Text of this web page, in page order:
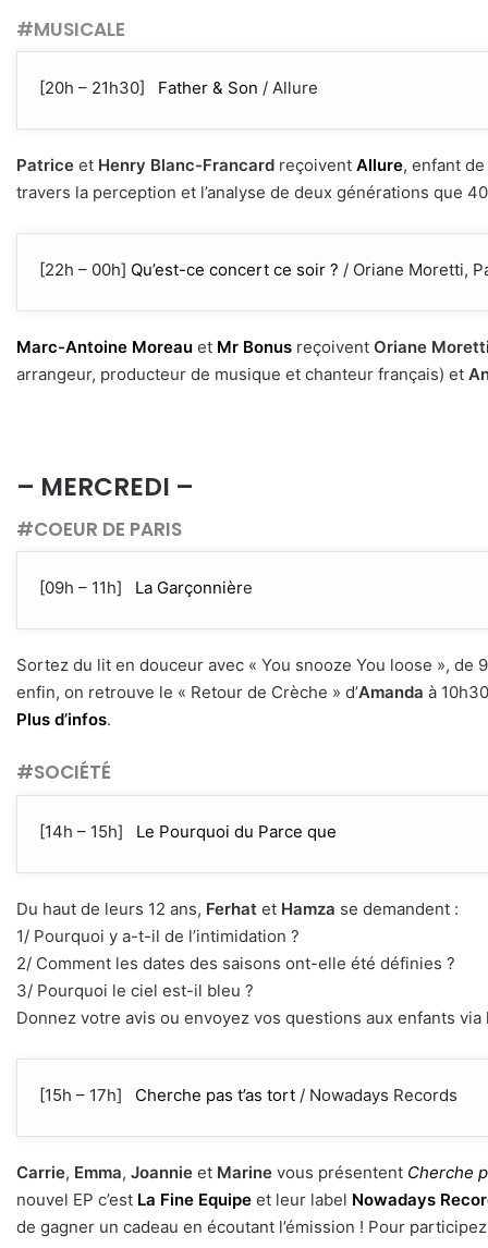
#MUSICALE
[20h – 21h30] Father & Son / Allure
Patrice et Henry Blanc-Francard reçoivent Allure, enfant
travers la perception et l’analyse de deux générations que
[22h – 00h] Qu’est-ce concert ce soir ? / Oriane Moretti,
Marc-Antoine Moreau et Mr Bonus reçoivent Oriane
arrangeur, producteur de musique et chanteur français) et
– MERCREDI –
#COEUR DE PARIS
[09h – 11h] La Garçonnière
Sortez du lit en douceur avec « You snooze You loose », de
enfin, on retrouve le « Retour de Crèche » d’Amanda à
Plus d’infos.
#SOCIÉTÉ
[14h – 15h] Le Pourquoi du Parce que
Du haut de leurs 12 ans, Ferhat et Hamza se demandent :
1/ Pourquoi y a-t-il de l’intimidation ?
2/ Comment les dates des saisons ont-elle été définies ?
3/ Pourquoi le ciel est-il bleu ?
Donnez votre avis ou envoyez vos questions aux enfants
[15h – 17h] Cherche pas t’as tort / Nowadays Records
Carrie, Emma, Joannie et Marine vous présentent Cherche
nouvel EP c’est La Fine Equipe et leur label Nowadays
de gagner un cadeau en écoutant l’émission ! Pour